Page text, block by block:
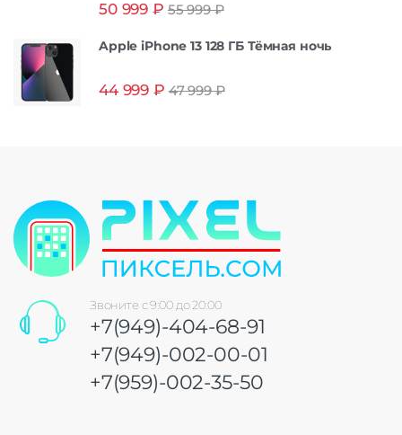
из 5
50 999 ₽ 55 999₽
Apple iPhone 13 128 ГБ Тёмная ночь
44 999 ₽ 47 999₽
Звоните с 9:00 до 20:00
+7(949)-404-68-91
+7(949)-002-00-01
+7(959)-002-35-50